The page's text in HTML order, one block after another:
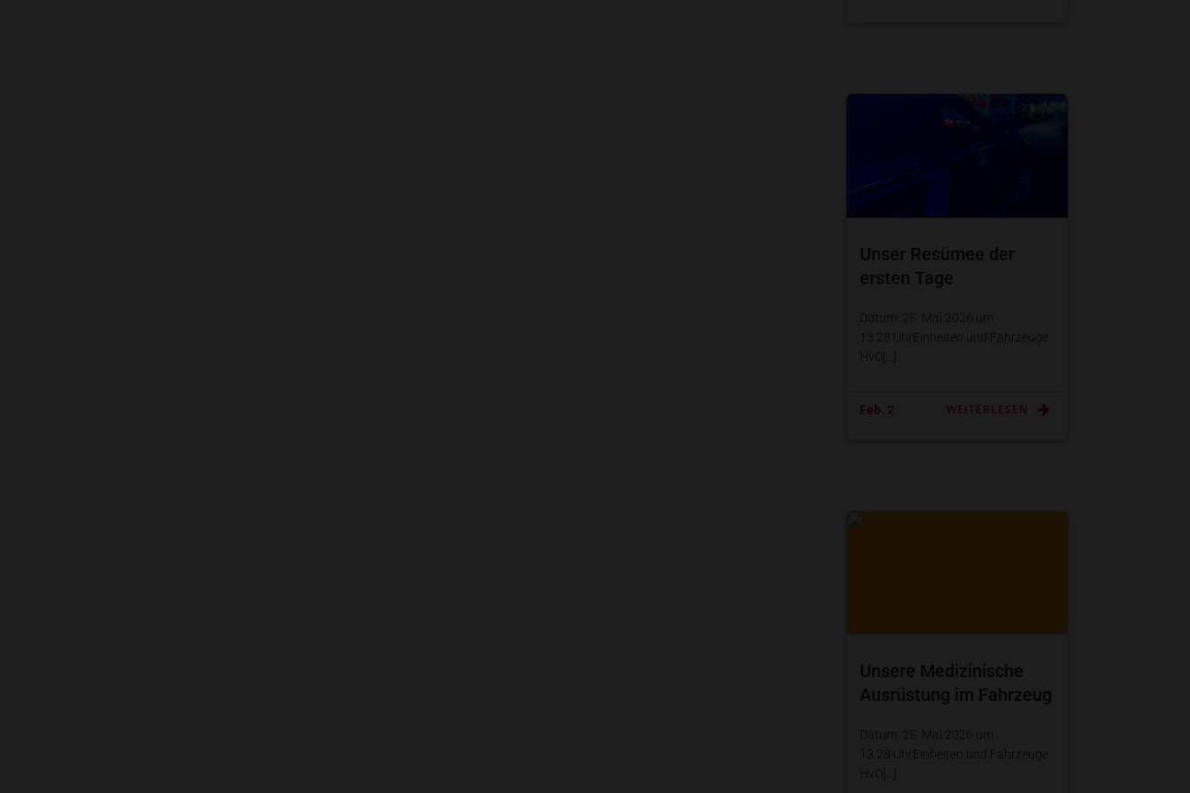
Unser Resümee der
ersten Tage
Datum: 25. Mai 2026 um
13:28 UhrEinheiten und Fahrzeuge:
HvO[…]
Feb. 2 WEITERLESEN
Unsere Medizinische
Ausrüstung im Fahrzeug
Datum: 25. Mai 2026 um
13:28 UhrEinheiten und Fahrzeuge:
HvO[…]